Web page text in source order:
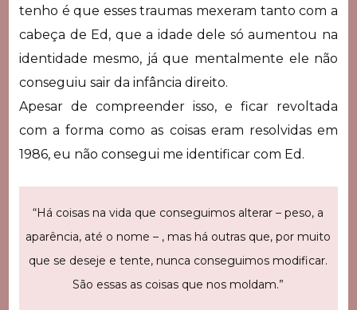
tenho é que esses traumas mexeram tanto com a
cabeça de Ed, que a idade dele só aumentou na
identidade mesmo, já que mentalmente ele não
conseguiu sair da infância direito.
Apesar de compreender isso, e ficar revoltada
com a forma como as coisas eram resolvidas em
1986, eu não consegui me identificar com Ed.
“Há coisas na vida que conseguimos alterar – peso, a
aparência, até o nome – , mas há outras que, por muito
que se deseje e tente, nunca conseguimos modificar.
São essas as coisas que nos moldam.”